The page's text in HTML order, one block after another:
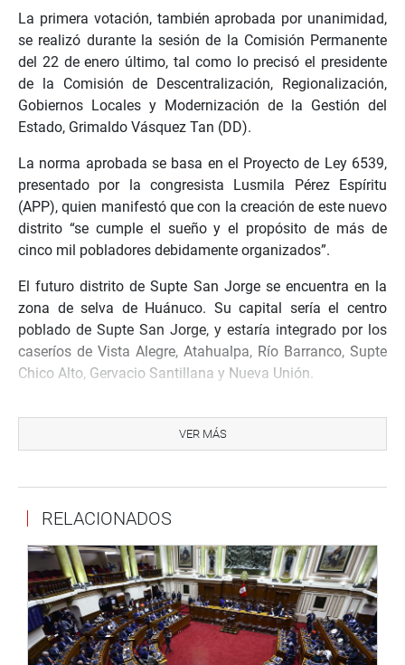
La primera votación, también aprobada por unanimidad,
se realizó durante la sesión de la Comisión Permanente
del 22 de enero último, tal como lo precisó el presidente
de la Comisión de Descentralización, Regionalización,
Gobiernos Locales y Modernización de la Gestión del
Estado, Grimaldo Vásquez Tan (DD).
La norma aprobada se basa en el Proyecto de Ley 6539,
presentado por la congresista Lusmila Pérez Espíritu
(APP), quien manifestó que con la creación de este nuevo
distrito “se cumple el sueño y el propósito de más de
cinco mil pobladores debidamente organizados”.
El futuro distrito de Supte San Jorge se encuentra en la
zona de selva de Huánuco. Su capital sería el centro
poblado de Supte San Jorge, y estaría integrado por los
caseríos de Vista Alegre, Atahualpa, Río Barranco, Supte
Chico Alto, Gervacio Santillana y Nueva Unión.
educativas con 1361 alumnos y 54 docentes; de ellos,
trece pertenecen al nivel inicial, cinco corresponden al
Los servicios de atención en Salud están cubiertos con un
centro de salud, el de Supte San Jorge, administrado por
la Dirección Regional de Salud de Huánuco.
Hicieron uso de la palabra para saludar esta decisión los
parlamentarios Wilmer Cayllahua Barrientos (Frepap),
Luis Simeón Hurtado (AP) y César Gonzales Tuanama
(DD).
VER MÁS
RELACIONADOS